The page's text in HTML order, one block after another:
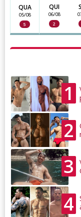
QUA
05/08
5
QUI
06/08
2
1
2
3
4